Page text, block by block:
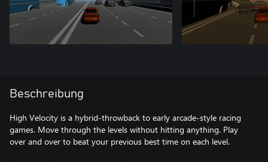
Beschreibung
High Velocity is a hybrid-throwback to early arcade-style racing
games. Move through the levels without hitting anything. Play
over and over to beat your previous best time on each level.